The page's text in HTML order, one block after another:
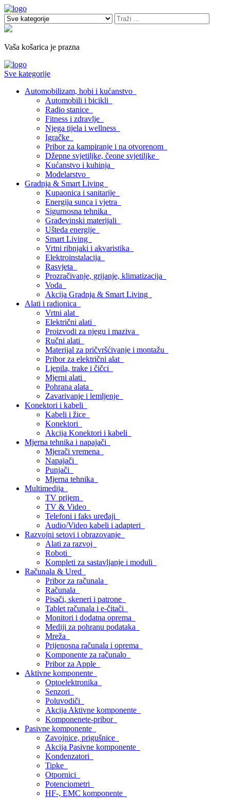
Vaša košarica je prazna
Sve kategorije
Automobilizam, hobi i kućanstvo
Automobili i bicikli
Radio stanice
Fitness i zdravlje
Njega tijela i wellness
Igračke
Pribor za kampiranje i na otvorenom
Džepne svjetiljke, čeone svjetiljke
Kućanstvo i kuhinja
Modelarstvo
Gradnja & Smart Living
Kupaonica i sanitarije
Energija sunca i vjetra
Sigurnosna tehnika
Građevinski materijali
Ušteda energije
Smart Living
Vrtni ribnjaki i akvaristika
Elektroinstalacija
Rasvjeta
Prozračivanje, grijanje, klimatizacija
Voda
Akcija Gradnja & Smart Living
Alati i radionica
Vrtni alat
Električni alati
Proizvodi za njegu i maziva
Ručni alati
Materijal za pričvršćivanje i montažu
Pribor za električni alat
Ljepila, trake i čičci
Mjerni alati
Pohrana alata
Zavarivanje i lemljenje
Konektori i kabeli
Kabeli i žice
Konektori
Akcija Konektori i kabeli
Mjerna tehnika i napajači
Mjerači vremena
Napajači
Punjači
Mjerna tehnika
Multimedija
TV prijem
TV & Video
Telefoni i faks uređaji
Audio/Video kabeli i adapteri
Razvojni setovi i obrazovanje
Alati za razvoj
Roboti
Kompleti za sastavljanje i moduli
Računala & Ured
Pribor za računala
Računala
Pisači, skeneri i patrone
Tablet računala i e-čitači
Monitori i dodatna oprema
Mediji za pohranu podataka
Mreža
Prijenosna računala i oprema
Komponente za računalo
Pribor za Apple
Aktivne komponente
Optoelektronika
Senzori
Poluvodiči
Akcija Aktivne komponente
Komponenete-pribor
Pasivne komponente
Zavojnice, prigušnice
Akcija Pasivne komponente
Kondenzatori
Tipke
Otpornici
Potenciometri
HF-, EMC komponente